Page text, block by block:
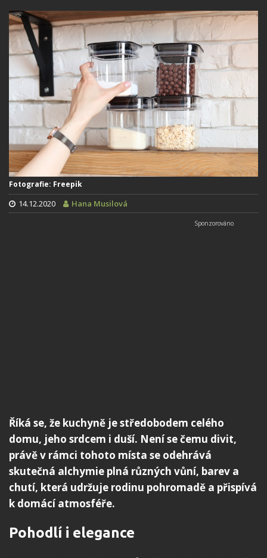
Fotografie: Freepik
14.12.2020 Hana Musilová
Říká se, že kuchyně je středobodem celého
domu, jeho srdcem i duší. Není se čemu divit,
právě v rámci tohoto místa se odehrává
skutečná alchymie plná různých vůní, barev a
chutí, která udržuje rodinu pohromadě a přispívá
k domácí atmosféře.
Pohodlí i elegance